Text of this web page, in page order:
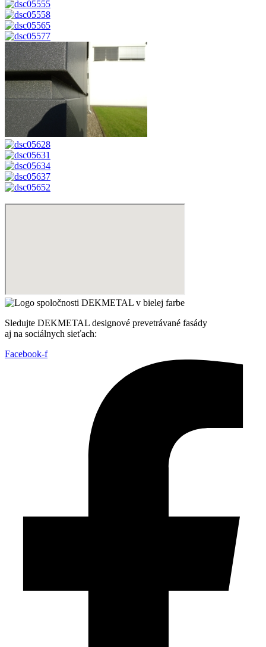
Sledujte DEKMETAL designové prevetrávané fasády
aj na sociálnych sieťach:
Facebook-f